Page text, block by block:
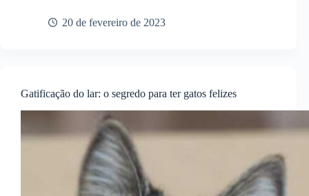
20 de fevereiro de 2023
Gatificação do lar: o segredo para ter gatos felizes